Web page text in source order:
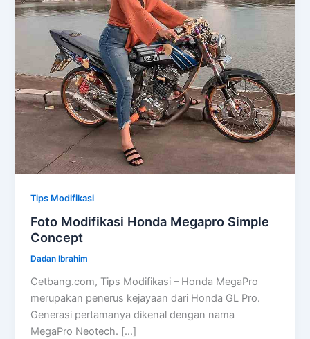
Tips Modifikasi
Foto Modifikasi Honda Megapro Simple
Concept
Dadan Ibrahim
Cetbang.com, Tips Modifikasi – Honda MegaPro
merupakan penerus kejayaan dari Honda GL Pro.
Generasi pertamanya dikenal dengan nama
MegaPro Neotech. […]